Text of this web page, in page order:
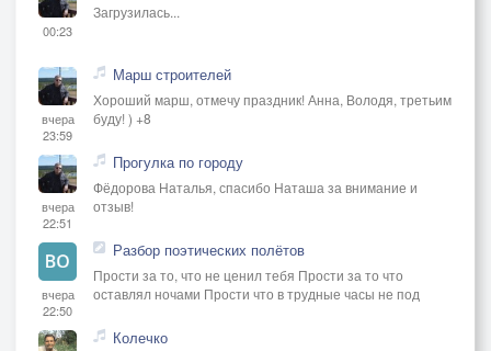
00:23
Загрузилась...
вчера
23:59
Марш строителей
Хороший марш, отмечу праздник! Анна, Володя, третьим
буду! ) +8
вчера
22:51
Прогулка по городу
Фёдорова Наталья, спасибо Наташа за внимание и
отзыв!
вчера
22:50
Разбор поэтических полётов
Прости за то, что не ценил тебя Прости за то что
оставлял ночами Прости что в трудные часы не под
Колечко